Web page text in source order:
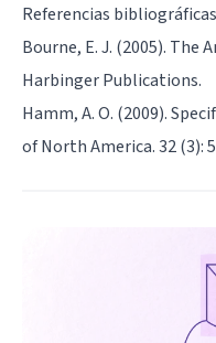
Referencias
Bourne, E. J. (2005). The
Harbinger Publications.
Hamm, A. O. (2009).
of North America. 32 (3):